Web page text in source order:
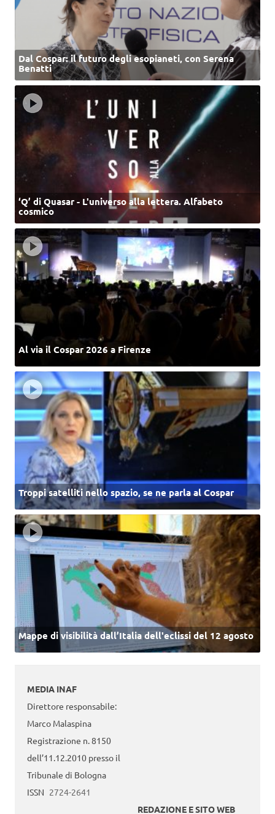
Dal Cospar: il futuro degli esopianeti, con Serena
Benatti
‘Q’ di Quasar - L'universo alla lettera. Alfabeto
cosmico
Al via il Cospar 2026 a Firenze
Troppi satelliti nello spazio, se ne parla al Cospar
Mappe di visibilità dall’Italia dell'eclissi del 12 agosto
MEDIA INAF
Direttore responsabile:
Marco Malaspina
Registrazione n. 8150
dell’11.12.2010 presso il
Tribunale di Bologna
ISSN 2724-2641
REDAZIONE E SITO WEB